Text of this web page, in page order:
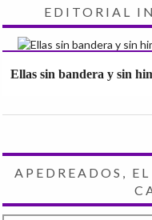
EDITORIAL
Ellas sin bandera y sin
APEDREADOS,